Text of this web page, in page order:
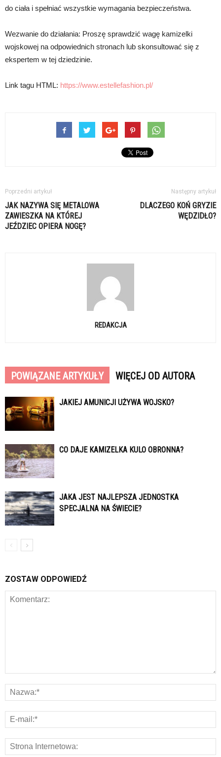
do ciała i spełniać wszystkie wymagania bezpieczeństwa.
Wezwanie do działania: Proszę sprawdzić wagę kamizelki
wojskowej na odpowiednich stronach lub skonsultować się z
ekspertem w tej dziedzinie.
Link tagu HTML: https://www.estellefashion.pl/
Poprzedni artykuł
JAK NAZYWA SIĘ METALOWA
ZAWIESZKA NA KTÓREJ
JEŹDZIEC OPIERA NOGĘ?
Następny artykuł
DLACZEGO KOŃ GRYZIE
WĘDZIDŁO?
REDAKCJA
POWIĄZANE ARTYKUŁY WIĘCEJ OD AUTORA
JAKIEJ AMUNICJI UŻYWA WOJSKO?
CO DAJE KAMIZELKA KULO OBRONNA?
JAKA JEST NAJLEPSZA JEDNOSTKA
SPECJALNA NA ŚWIECIE?
ZOSTAW ODPOWIEDŹ